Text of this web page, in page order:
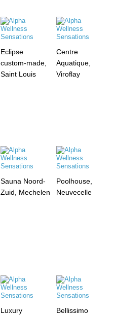
Eclipse
custom-made,
Saint Louis
Centre
Aquatique,
Viroflay
Sauna Noord-
Zuid, Mechelen
Poolhouse,
Neuvecelle
Luxury
Bellissimo